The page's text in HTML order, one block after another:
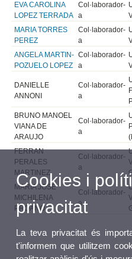
EVA CAROLINA
LOPEZ TERRADA
Col·laborador-
a
MARIA TORRES
PEREZ
Col·laborador-
a
ANGELA MARTIN-
POZUELO LOPEZ
Col·laborador-
a
DANIELLE
ANNONI
Col·laborador-
a
BRUNO MANOEL
VIANA DE
ARAUJO
Col·laborador-
a
FERRAN
PERALES
MARTINEZ
Col·laborador-
a
MARÍA JOSÉ
MICHILENA
PROAÑO
Col·laborador-
a
Cookies i
privacitat
La teva privacitat és
t'informem que utilitzem